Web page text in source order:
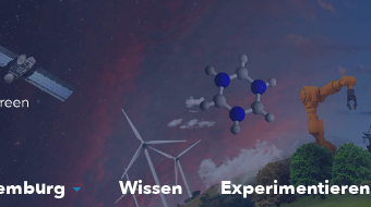
Wissen Experimentieren